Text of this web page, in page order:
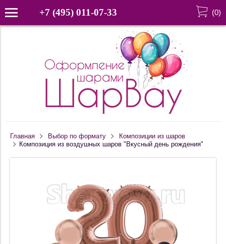
+7 (495) 011-07-33 (0)
Главная Выбор по формату
Композиции из шаров
Композиция из воздушных шаров "Вкусный день рождения"